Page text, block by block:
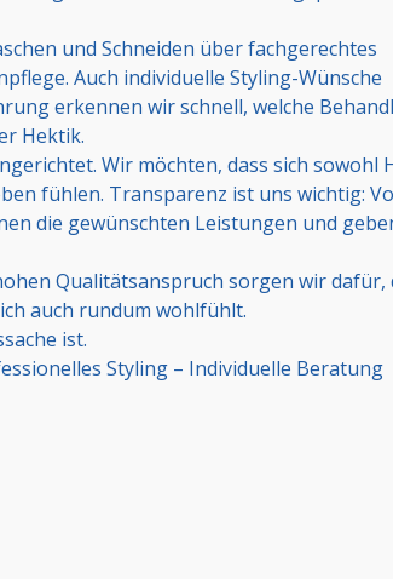
und Schneiden über fachgerechtes
Auch individuelle Styling-Wünsche
erkennen wir schnell, welche
Hektik.
Wir möchten, dass sich sowohl
fühlen. Transparenz ist uns wichtig:
die gewünschten Leistungen und
Qualitätsanspruch sorgen wir dafür,
auch rundum wohlfühlt.
ist.
Styling – Individuelle Beratung